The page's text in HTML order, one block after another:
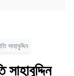
সাহাবুদ্দিন